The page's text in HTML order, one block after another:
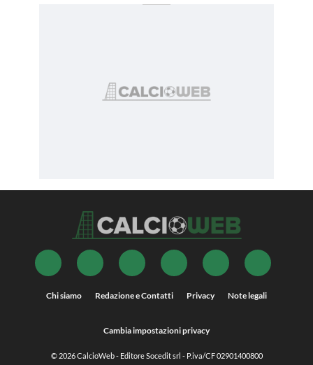
Chi siamo Redazione e Contatti Privacy Note legali
Cambia impostazioni privacy
© 2026CalcioWeb- Editore Socedit srl - P.iva/CF 02901400800